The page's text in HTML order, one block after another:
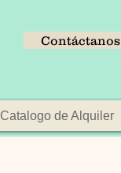
Contáctanos
Catalogo de Alquiler